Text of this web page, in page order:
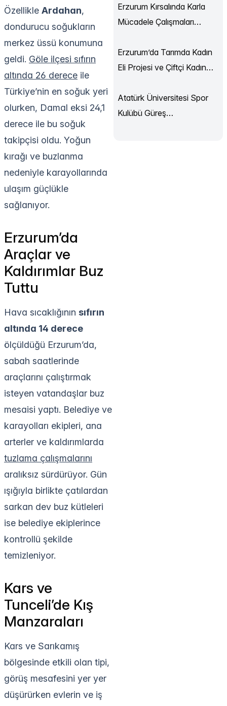
Özellikle Ardahan,
dondurucu soğukların
merkez üssü konumuna
geldi. Göle ilçesi sıfırın
altında 26 derece ile
Türkiye’nin en soğuk yeri
olurken, Damal eksi 24,1
derece ile bu soğuk
takipçisi oldu. Yoğun
kırağı ve buzlanma
nedeniyle karayollarında
ulaşım güçlükle
sağlanıyor.
Erzurum’da
Araçlar ve
Kaldırımlar Buz
Tuttu
Hava sıcaklığının sıfırın
altında 14 derece
ölçüldüğü Erzurum’da,
sabah saatlerinde
araçlarını çalıştırmak
isteyen vatandaşlar buz
mesaisi yaptı. Belediye ve
karayolları ekipleri, ana
arterler ve kaldırımlarda
tuzlama çalışmalarını
aralıksız sürdürüyor. Gün
ışığıyla birlikte çatılardan
sarkan dev buz kütleleri
ise belediye ekiplerince
kontrollü şekilde
temizleniyor.
Kars ve
Tunceli’de Kış
Manzaraları
Kars ve Sarıkamış
bölgesinde etkili olan tipi,
görüş mesafesini yer yer
düşürürken evlerin ve iş
Erzurum Kırsalında Karla
Mücadele Çalışmaları
Erzurum’da Tarımda Kadın
Eli Projesi ve Çiftçi Kadın
Atatürk Üniversitesi Spor
Kulübü Güreş